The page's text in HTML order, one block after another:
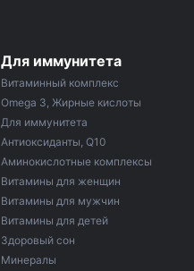
Для иммунитета
Витаминный комплекс
Omega 3, Жирные кислоты
Для иммунитета
Антиоксиданты, Q10
Аминокислотные комплексы
Витамины для женщин
Витамины для мужчин
Витамины для детей
Здоровый сон
Минералы